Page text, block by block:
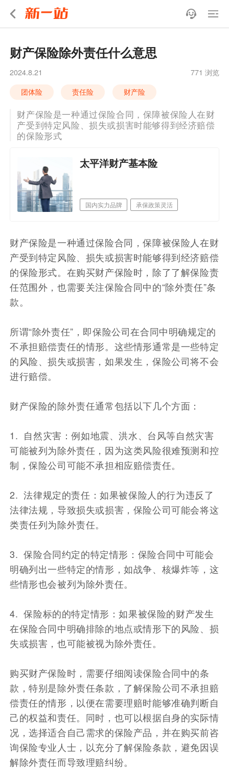
财产保险除外责任什么意思
2024.8.21
771 浏览
团体险
责任险 财产险
财产保险是一种通过保险合同，保障被保险人在财
产受到特定风险、损失或损害时能够得到经济赔偿
的保险形式
太平洋财产基本险
国内实力品牌
承保政策灵活
财产保险是一种通过保险合同，保障被保险人在财
产受到特定风险、损失或损害时能够得到经济赔偿
的保险形式。在购买财产保险时，除了了解保险责
任范围外，也需要关注保险合同中的“除外责任”条
款。
所谓“除外责任”，即保险公司在合同中明确规定的
不承担赔偿责任的情形。这些情形通常是一些特定
的风险、损失或损害，如果发生，保险公司将不会
进行赔偿。
财产保险的除外责任通常包括以下几个方面：
1. 自然灾害：例如地震、洪水、台风等自然灾害
可能被列为除外责任，因为这类风险很难预测和控
制，保险公司可能不承担相应赔偿责任。
2. 法律规定的责任：如果被保险人的行为违反了
法律法规，导致损失或损害，保险公司可能会将这
类责任列为除外责任。
3. 保险合同约定的特定情形：保险合同中可能会
明确列出一些特定的情形，如战争、核爆炸等，这
些情形也会被列为除外责任。
4. 保险标的的特定情形：如果被保险的财产发生
在保险合同中明确排除的地点或情形下的风险、损
失或损害，也可能被视为除外责任。
购买财产保险时，需要仔细阅读保险合同中的条
款，特别是除外责任条款，了解保险公司不承担赔
偿责任的情形，以便在需要理赔时能够准确判断自
己的权益和责任。同时，也可以根据自身的实际情
况，选择适合自己需求的保险产品，并在购买前咨
询保险专业人士，以充分了解保险条款，避免因误
解除外责任而导致理赔纠纷。